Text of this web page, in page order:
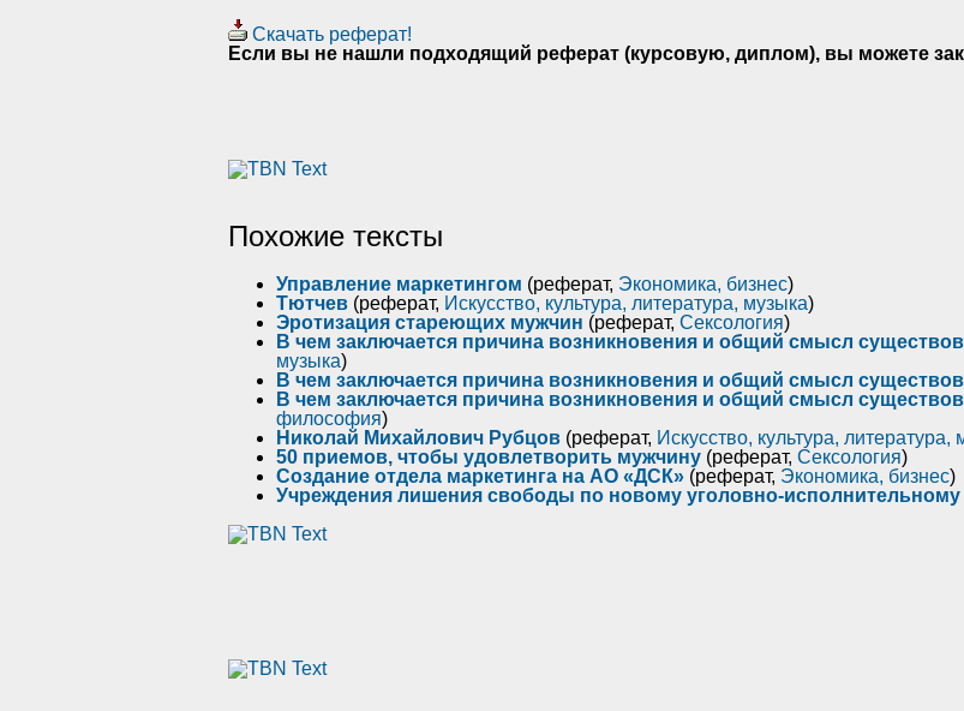
Скачать реферат!
Если вы не нашли подходящий реферат (курсовую, диплом), вы можете
Похожие тексты
Управление маркетингом (реферат, Экономика, бизнес)
Тютчев (реферат, Искусство, культура, литература, музыка)
Эротизация стареющих мужчин (реферат, Сексология)
В чем заключается причина возникновения и общий смысл
музыка)
В чем заключается причина возникновения и общий смысл
В чем заключается причина возникновения и общий смысл
философия)
Николай Михайлович Рубцов (реферат, Искусство, культура, литература,
50 приемов, чтобы удовлетворить мужчину (реферат, Сексология)
Создание отдела маркетинга на АО «ДСК» (реферат, Экономика, бизнес)
Учреждения лишения свободы по новому уголовно-исполнительному